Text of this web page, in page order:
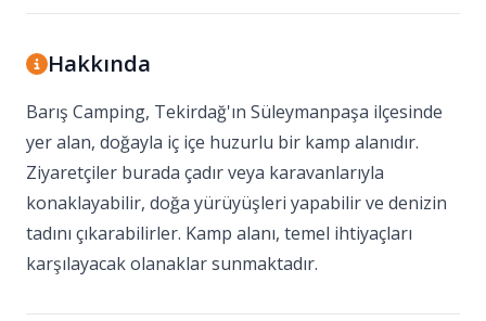
Hakkında
Barış Camping, Tekirdağ'ın Süleymanpaşa ilçesinde
yer alan, doğayla iç içe huzurlu bir kamp alanıdır.
Ziyaretçiler burada çadır veya karavanlarıyla
konaklayabilir, doğa yürüyüşleri yapabilir ve denizin
tadını çıkarabilirler. Kamp alanı, temel ihtiyaçları
karşılayacak olanaklar sunmaktadır.